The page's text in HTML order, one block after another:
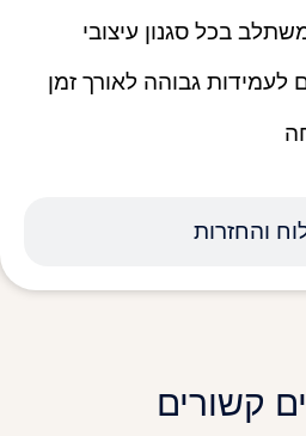
והחזרות
בכל סגנון עיצובי
לעמידות גבוהה לאורך זמן
קשורים